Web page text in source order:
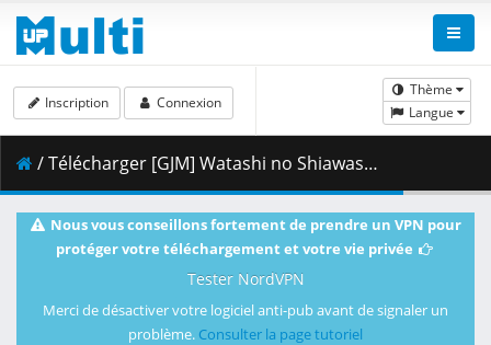
Thème
Langue
Inscription Connexion
/ Télécharger [GJM] Watashi no Shiawase na Kekkon (My Happy Marriage) - 12 [DADCE873].mkv.014 ( 489.99 MB )
Nous vous conseillons fortement de prendre un VPN pour
protéger votre téléchargement et votre vie privée
Tester NordVPN
Merci de désactiver votre logiciel anti-pub avant de signaler un
problème. Consulter la page tutoriel